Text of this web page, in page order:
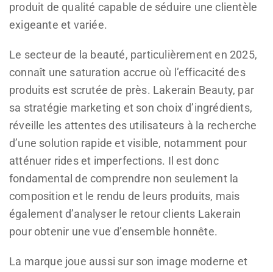
produit de qualité capable de séduire une clientèle
exigeante et variée.
Le secteur de la beauté, particulièrement en 2025,
connaît une saturation accrue où l’efficacité des
produits est scrutée de près. Lakerain Beauty, par
sa stratégie marketing et son choix d’ingrédients,
réveille les attentes des utilisateurs à la recherche
d’une solution rapide et visible, notamment pour
atténuer rides et imperfections. Il est donc
fondamental de comprendre non seulement la
composition et le rendu de leurs produits, mais
également d’analyser le retour clients Lakerain
pour obtenir une vue d’ensemble honnête.
La marque joue aussi sur son image moderne et